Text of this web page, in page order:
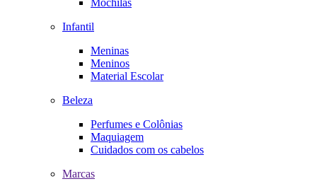
Mochilas
Infantil
Meninas
Meninos
Material Escolar
Beleza
Perfumes e Colônias
Maquiagem
Cuidados com os cabelos
Marcas